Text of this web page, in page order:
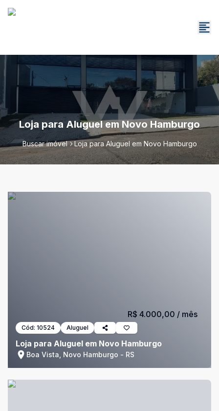
Loja para Aluguel em Novo Hamburgo
Buscar imóvel Loja para Aluguel em Novo Hamburgo
Cód: 10524 Aluguel
Loja para Aluguel em Novo Hamburgo
Boa Vista, Novo Hamburgo - RS
R$ 4.000,00 / mês